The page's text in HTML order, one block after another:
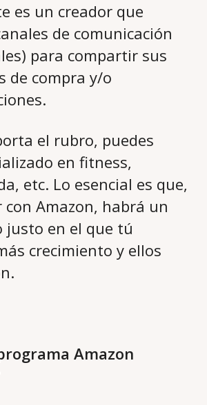
es un creador que
de comunicación
para compartir sus
de compra y/o
el rubro, puedes
en fitness,
etc. Lo esencial es que,
Amazon, habrá un
justo en el que tú
crecimiento y ellos
Amazon